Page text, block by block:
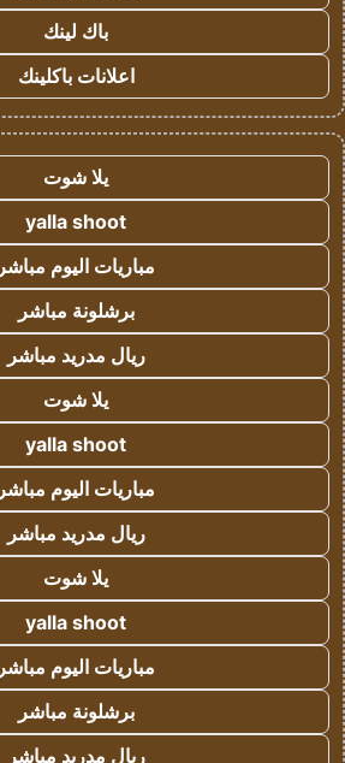
باك لينك
اعلانات باكلينك
يلا شوت
yalla shoot
مباريات اليوم مباشر
برشلونة مباشر
ريال مدريد مباشر
يلا شوت
yalla shoot
مباريات اليوم مباشر
ريال مدريد مباشر
يلا شوت
yalla shoot
مباريات اليوم مباشر
برشلونة مباشر
ريال مدريد مباشر